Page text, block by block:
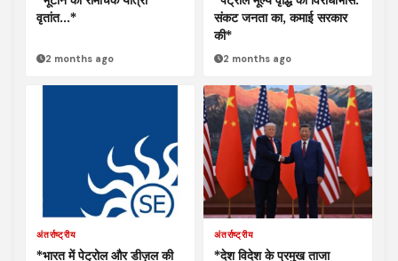
वृतांत…*
2 months ago
संकट जनता का, कमाई सरकार
की*
2 months ago
अंतर्राष्ट्रीय
*भारत में पेट्रोल और डीज़ल की
अंतर्राष्ट्रीय
*देश विदेश के प्रमुख ताजा